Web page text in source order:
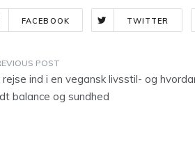
FACEBOOK TWITTER
rejse ind i en vegansk livsstil- og
balance og sundhed